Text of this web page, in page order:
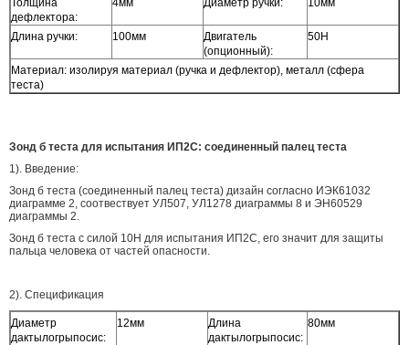
Толщина
дефлектора:
4мм Диаметр ручки: 10мм
Длина ручки: 100мм
Двигатель
(опционный):
50Н
Материал: изолируя материал (ручка и дефлектор), металл (сфера
теста)
Зонд б теста для испытания ИП2С: соединенный палец теста
1). Введение:
Зонд б теста (соединенный палец теста) дизайн согласно ИЭК61032
диаграмме 2, соотвествует УЛ507, УЛ1278 диаграммы 8 и ЭН60529
диаграммы 2.
Зонд б теста с силой 10Н для испытания ИП2С, его значит для защиты
пальца человека от частей опасности.
2). Спецификация
Диаметр
дактылогрыпосис:
12мм
Длина
дактылогрыпосис:
80мм